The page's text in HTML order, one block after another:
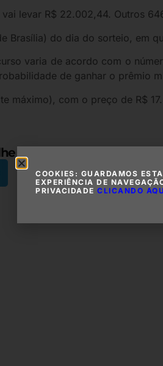
levar R$ 22.002,44. Outros
Brasília) do dia do sorteio, em
varia de acordo com o
de ganhar o prêmio
máximo), com o preço de R$
essa matéria
COOKIES: GUARDAMOS
EXPERIÊNCIA DE
PRIVACIDADE CLICANDO